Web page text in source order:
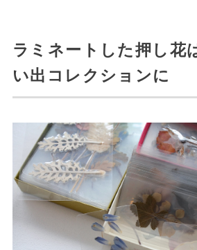
ラミネートした押し花
い出コレクションに